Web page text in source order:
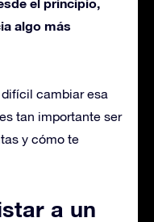
algo más
cambiar esa
tan importante ser
y cómo te
a un